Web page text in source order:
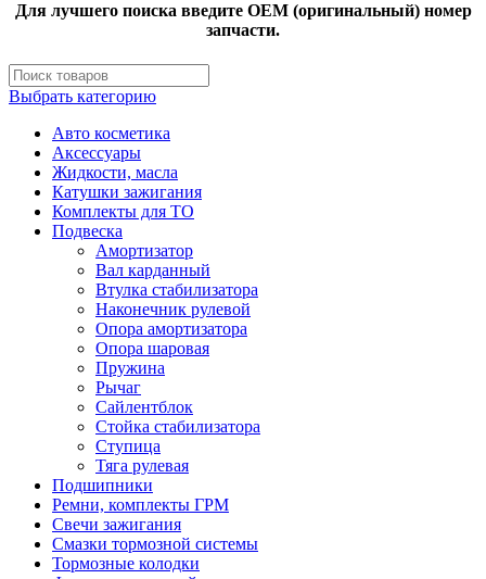
Для лучшего поиска введите OEM (оригинальный) номер
запчасти.
Выбрать категорию
Авто косметика
Аксессуары
Жидкости, масла
Катушки зажигания
Комплекты для ТО
Подвеска
Амортизатор
Вал карданный
Втулка стабилизатора
Наконечник рулевой
Опора амортизатора
Опора шаровая
Пружина
Рычаг
Сайлентблок
Стойка стабилизатора
Ступица
Тяга рулевая
Подшипники
Ремни, комплекты ГРМ
Свечи зажигания
Смазки тормозной системы
Тормозные колодки